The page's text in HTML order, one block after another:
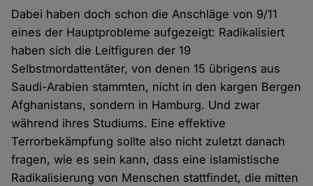
Dabei haben doch schon die Anschläge von 9/11
eines der Hauptprobleme aufgezeigt: Radikalisiert
haben sich die Leitfiguren der 19
Selbstmordattentäter, von denen 15 übrigens aus
Saudi-Arabien stammten, nicht in den kargen Bergen
Afghanistans, sondern in Hamburg. Und zwar
während ihres Studiums. Eine effektive
Terrorbekämpfung sollte also nicht zuletzt danach
fragen, wie es sein kann, dass eine islamistische
Radikalisierung von Menschen stattfindet, die mitten